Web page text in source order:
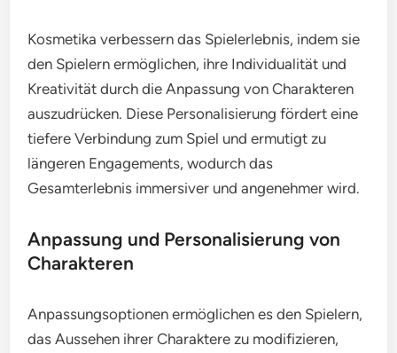
Kosmetika verbessern das Spielerlebnis, indem sie
den Spielern ermöglichen, ihre Individualität und
Kreativität durch die Anpassung von Charakteren
auszudrücken. Diese Personalisierung fördert eine
tiefere Verbindung zum Spiel und ermutigt zu
längeren Engagements, wodurch das
Gesamterlebnis immersiver und angenehmer wird.
Anpassung und Personalisierung von
Charakteren
Anpassungsoptionen ermöglichen es den Spielern,
das Aussehen ihrer Charaktere zu modifizieren,